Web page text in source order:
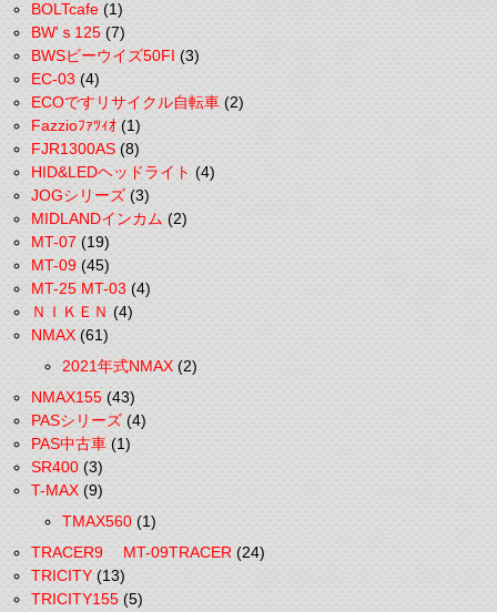
BOLTcafe(1)
BW'ｓ125(7)
BWSビーウイズ50FI(3)
EC-03(4)
ECOですリサイクル自転車(2)
Fazzioﾌｧﾂｨｵ(1)
FJR1300AS(8)
HID&LEDヘッドライト(4)
JOGシリーズ(3)
MIDLANDインカム(2)
MT-07(19)
MT-09(45)
MT-25 MT-03(4)
ＮＩＫＥＮ(4)
NMAX(61)
2021年式NMAX(2)
NMAX155(43)
PASシリーズ(4)
PAS中古車(1)
SR400(3)
T-MAX(9)
TMAX560(1)
TRACER9 MT-09TRACER(24)
TRICITY(13)
TRICITY155(5)